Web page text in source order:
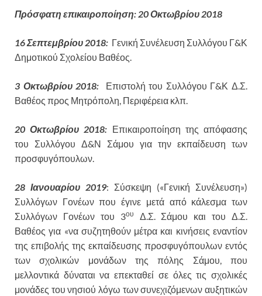
Πρόσφατη επικαιροποίηση: 20 Οκτωβρίου 2018
16 Σεπτεμβρίου 2018: Γενική Συνέλευση Συλλόγου Γ&Κ
Δημοτικού Σχολείου Βαθέος.
3 Οκτωβρίου 2018:
Επιστολή του Συλλόγου Γ&Κ Δ.Σ.
Βαθέος προς Μητρόπολη, Περιφέρεια κλπ.
20 Οκτωβρίου 2018: Επικαιροποίηση της απόφασης
του Συλλόγου Δ&Ν Σάμου για την εκπαίδευση των
προσφυγόπουλων.
28 Ιανουαρίου 2019: Σύσκεψη («Γενική Συνέλευση»)
Συλλόγων Γονέων που έγινε μετά από κάλεσμα των
Συλλόγων Γονέων του 3ου
Δ.Σ. Σάμου και του Δ.Σ.
Βαθέος για «να συζητηθούν μέτρα και κινήσεις εναντίον
της επιβολής της εκπαίδευσης προσφυγόπουλων εντός
των σχολικών μονάδων της πόλης Σάμου, που
μελλοντικά δύναται να επεκταθεί σε όλες τις σχολικές
μονάδες του νησιού λόγω των συνεχιζόμενων αυξητικών